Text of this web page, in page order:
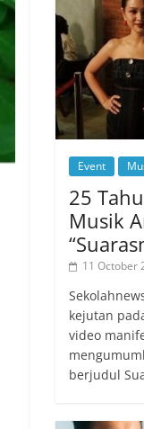
Event
25
Musik
11 October
kejutan
video
berjudul